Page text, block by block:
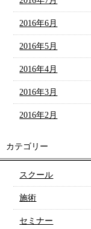
2016年6月
2016年5月
2016年4月
2016年3月
2016年2月
カテゴリー
スクール
施術
セミナー